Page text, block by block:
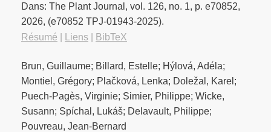
Dans: The Plant Journal, vol. 126, no. 1, p. e70852,
2026, (e70852 TPJ-01943-2025).
Résumé
Liens BibTeX
Brun, Guillaume; Billard, Estelle; Hýlová, Adéla;
Montiel, Grégory; Plačková, Lenka; Doležal, Karel;
Puech-Pagès, Virginie; Simier, Philippe; Wicke,
Susann; Spíchal, Lukáš; Delavault, Philippe;
Pouvreau, Jean-Bernard